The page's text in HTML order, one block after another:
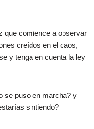
que comience a observar
creídos en el caos,
y tenga en cuenta la ley
se puso en marcha? y
sintiendo?